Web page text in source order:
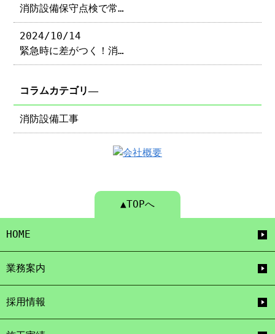
消防設備保守点検で常…
2024/10/14
緊急時に差がつく！消…
コラムカテゴリ―
消防設備工事
▲TOPへ
HOME
業務案内
採用情報